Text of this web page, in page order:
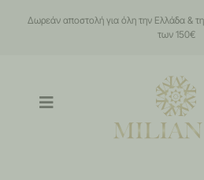
Δωρεάν αποστολή για όλη την Ελλάδα &
των 150€